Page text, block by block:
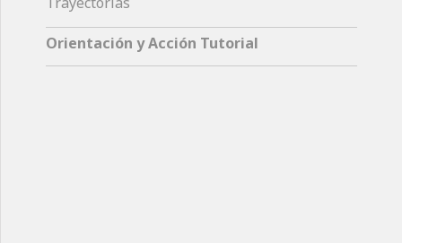
Orientación y Acción Tutorial